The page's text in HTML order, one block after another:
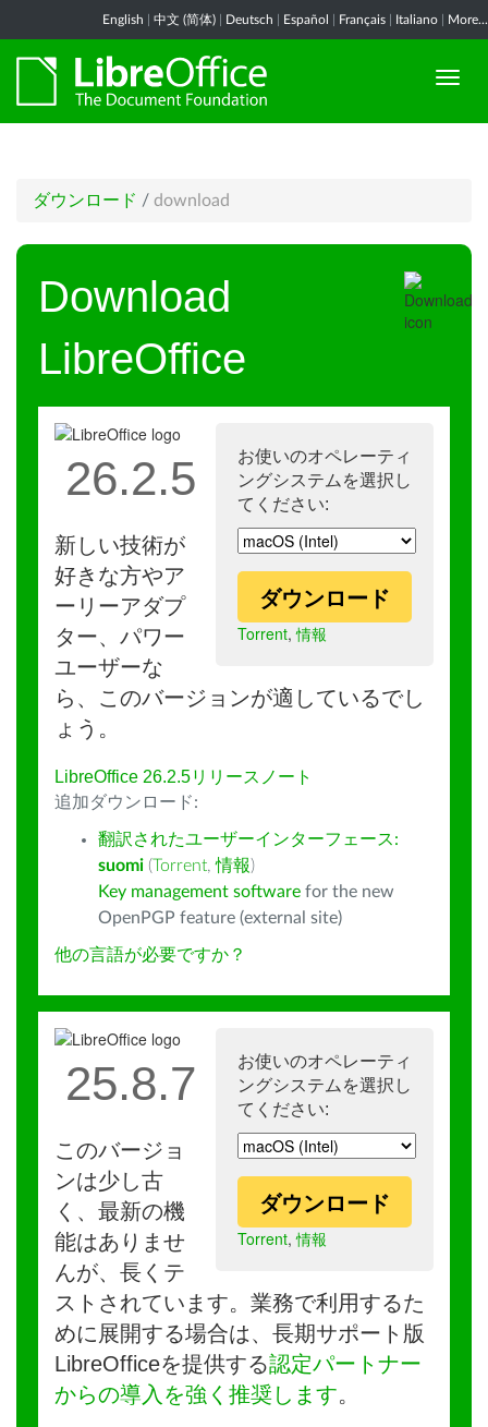
English 中文 (简体) Deutsch Español Français Italiano More...
ダウンロード / download
Download
LibreOffice
お使いのオペレーティ
ングシステムを選択し
てください:
ダウンロード
Torrent,情報
26.2.5
新しい技術が
好きな方やア
ーリーアダプ
ター、パワー
ユーザーな
ら、このバージョンが適しているでし
ょう。
LibreOffice 26.2.5リリースノート
追加ダウンロード:
翻訳されたユーザーインターフェース:
suomi (Torrent,情報)
Key management software for the new
OpenPGP feature (external site)
他の言語が必要ですか？
お使いのオペレーティ
ングシステムを選択し
てください:
ダウンロード
Torrent,情報
25.8.7
このバージョ
ンは少し古
く、最新の機
能はありませ
んが、長くテ
ストされています。業務で利用するた
めに展開する場合は、長期サポート版
LibreOfficeを提供する認定パートナー
からの導入を強く推奨します。